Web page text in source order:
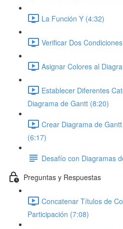
La Función Y (4:32)
Verificar Dos
Asignar Colores al
Establecer Diferentes
Diagrama de Gantt (8:20)
Crear Diagrama de
(6:17)
Desafío con Diagramas
Preguntas y Respuestas
Concatenar Títulos de
Participación (7:08)